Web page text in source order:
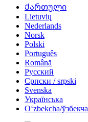
Ქართული
Lietuvių
Nederlands
Norsk
Polski
Português
Română
Русский
Српски / srpski
Svenska
Українська
Oʻzbekcha/ўзбекча